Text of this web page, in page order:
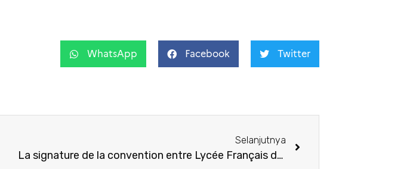
WhatsApp Facebook Twitter
Selanjutnya
La signature de la convention entre Lycée Français de Jakarta – Labschool Cibubur et la remise des Palmes Académiques au Prof. Dr. Conny R. Semiawan & Prof. Dr. Arief Rachman, M.Pd.